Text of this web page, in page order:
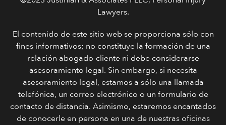
Lawyers.
El contenido de este sitio web se proporciona sólo con
fines informativos; no constituye la formación de una
relación abogado-cliente ni debe considerarse
asesoramiento legal. Sin embargo, si necesita
asesoramiento legal, estamos a sólo una llamada
telefónica, un correo electrónico o un formulario de
contacto de distancia. Asimismo, estaremos encantados
de conocerle en persona en una de nuestras oficinas